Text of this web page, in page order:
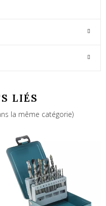
LIÉS
la même catégorie)